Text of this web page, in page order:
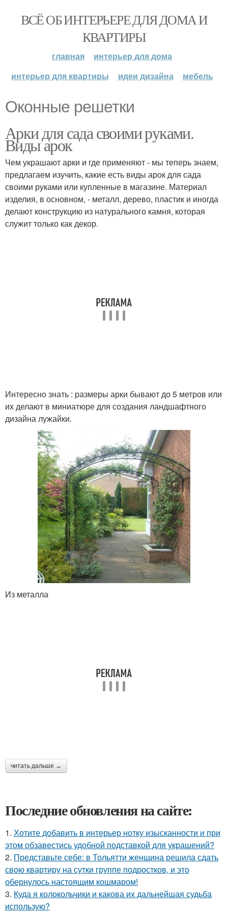
ВСЁ ОБ ИНТЕРЬЕРЕ ДЛЯ ДОМА И
КВАРТИРЫ
главная
интерьер для дома
интерьер для квартиры
идеи дизайна мебель
Оконные решетки
Арки для сада своими руками.
Виды арок
Чем украшают арки и где применяют - мы теперь знаем,
предлагаем изучить, какие есть виды арок для сада
своими руками или купленные в магазине. Материал
изделия, в основном, - металл, дерево, пластик и иногда
делают конструкцию из натурального камня, которая
служит только как декор.
Интересно знать : размеры арки бывают до 5 метров или
их делают в миниатюре для создания ландшафтного
дизайна лужайки.
Из металла
читать дальше →
Последние обновления на сайте:
1. Хотите добавить в интерьер нотку изысканности и при
этом обзавестись удобной подставкой для украшений?
2. Представьте себе: в Тольятти женщина решила сдать
свою квартиру на сутки группе подростков, и это
обернулось настоящим кошмаром!
3. Куда я колокольчики и какова их дальнейшая судьба
использую?